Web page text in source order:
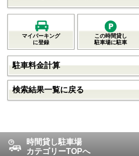
マイパーキング
に登録
この時間貸し
駐車場に駐車
駐車料金計算
検索結果一覧に戻る
時間貸し駐車場
カテゴリーTOPへ